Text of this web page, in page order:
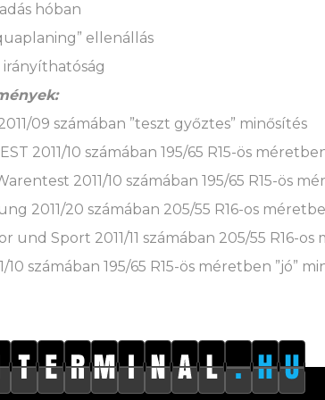
hóban
ellenállás
09 számában ”teszt győztes” minősítés
2011/10 számában 195/65 R15-ös
2011/10 számában 195/65 R15-ös
2011/20 számában 205/55 R16-os
und Sport 2011/11 számában 205/55 R16-
10 számában 195/65 R15-ös méretben ”jó”